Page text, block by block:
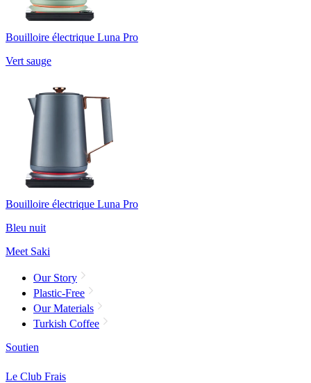
Bouilloire électrique Luna Pro
Vert sauge
Bouilloire électrique Luna Pro
Bleu nuit
Meet Saki
Our Story
Plastic-Free
Our Materials
Turkish Coffee
Soutien
Le Club Frais